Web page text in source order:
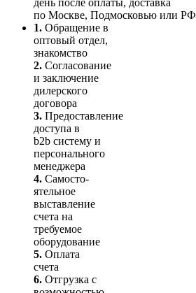
день после оплаты, доставка
по Москве, Подмосковью или РФ
1. Обращение в
оптовый отдел,
знакомство
2. Согласование
и заключение
дилерского
договора
3. Пре­до­ста­вле­ние
доступа в
b2b систему и
персо­нального
мене­джера
4. Само­сто­-
ятель­ное
выставление
счета на
требуемое
оборудование
5. Оплата
счета
6. Отгрузка с